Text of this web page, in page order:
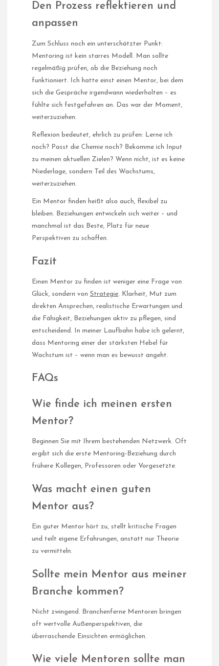
Den Prozess reflektieren und
anpassen
Zum Schluss noch ein unterschätzter Punkt:
Mentoring ist kein starres Modell. Man sollte
regelmäßig prüfen, ob die Beziehung noch
funktioniert. Ich hatte einst einen Mentor, bei dem
sich die Gespräche irgendwann wiederholten – es
fühlte sich festgefahren an. Das war der Moment,
weiterzuziehen.
Reflexion bedeutet, ehrlich zu prüfen: Lerne ich
noch? Passt die Chemie noch? Bekomme ich Input
zu meinen aktuellen Zielen? Wenn nicht, ist es keine
Niederlage, sondern Teil des Wachstums,
weiterzuziehen.
Ein Mentor finden heißt also auch, flexibel zu
bleiben. Beziehungen entwickeln sich weiter – und
manchmal ist das Beste, Platz für neue
Perspektiven zu schaffen.
Fazit
Einen Mentor zu finden ist weniger eine Frage von
Glück, sondern von Strategie. Klarheit, Mut zum
direkten Ansprechen, realistische Erwartungen und
die Fähigkeit, Beziehungen aktiv zu pflegen, sind
entscheidend. In meiner Laufbahn habe ich gelernt,
dass Mentoring einer der stärksten Hebel für
Wachstum ist – wenn man es bewusst angeht.
FAQs
Wie finde ich meinen ersten
Mentor?
Beginnen Sie mit Ihrem bestehenden Netzwerk. Oft
ergibt sich die erste Mentoring-Beziehung durch
frühere Kollegen, Professoren oder Vorgesetzte.
Was macht einen guten
Mentor aus?
Ein guter Mentor hört zu, stellt kritische Fragen
und teilt eigene Erfahrungen, anstatt nur Theorie
zu vermitteln.
Sollte mein Mentor aus meiner
Branche kommen?
Nicht zwingend. Branchenferne Mentoren bringen
oft wertvolle Außenperspektiven, die
überraschende Einsichten ermöglichen.
Wie viele Mentoren sollte man